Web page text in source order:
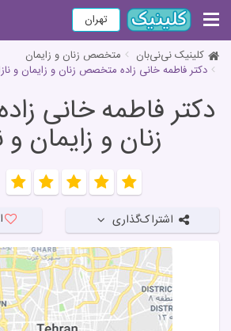
تهران
کلینیک نی‌نی‌بان
متخصص زنان و زایمان
دکتر فاطمه خانی زاده متخصص زنان و زایمان و
دکتر فاطمه خانی
زنان و زایمان و
اشتراک‌گذاری